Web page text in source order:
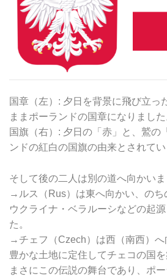
国章（左）: 夕日を背景に飛び立っ
ままポーランドの国章になりました
国旗（右）: 夕日の「赤」と、鷲の
ンドの紅白の国旗の由来とされてい
そして後の二人は別の道へ向かいま
→ルス（Rus）は東へ向かい、のち
ウクライナ・ベラルーシなどの起
た。
→チェフ（Czech）は西（南西）へ
豊かな土地に定住してチェコの国を
まさにこの伝説の舞台であり、ポ